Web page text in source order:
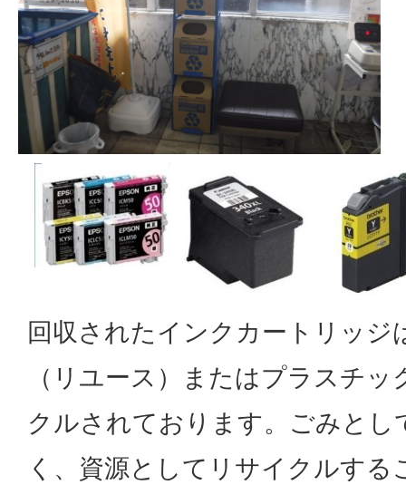
回収されたインクカートリッジ
（リユース）またはプラスチ
クルされております。ごみとし
く、資源としてリサイクルす